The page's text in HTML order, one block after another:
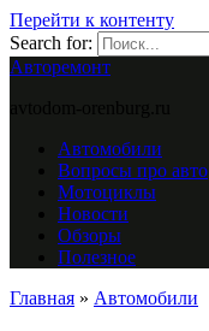
Перейти к контенту
Search for:
Авторемонт
Автомобили
Вопросы про авто
Мотоциклы
Новости
Обзоры
Полезное
Главная » Автомобили